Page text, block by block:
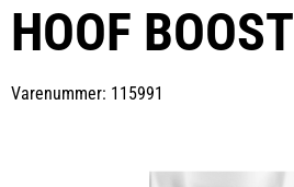
HOOF BOOST
Varenummer: 115991